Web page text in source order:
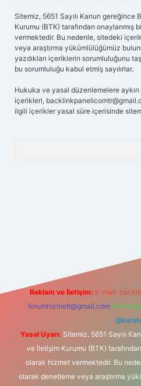
Sitemiz, 5651 Sayılı Kanun gereğince
Kurumu (BTK) tarafından onaylanmış
vermektedir. Bu nedenle, sitedeki
veya araştırma yükümlülüğümüz
yazdıkları içeriklerin sorumluluğunu
bu sorumluluğu kabul etmiş sayılırlar.
Hukuka ve yasal düzenlemelere
içerikleri,
ilgili içerikler yasal süre içerisinde
Reklam ve İletişim: E-mail:
forumhizmeti@gmail.com
Yasal Uyarı: Sitemiz, 5651 Sayılı
ve İletişim Kurumu (BTK)
olarak hizmet vermektedir. Bu
olarak denetleme veya araştırma